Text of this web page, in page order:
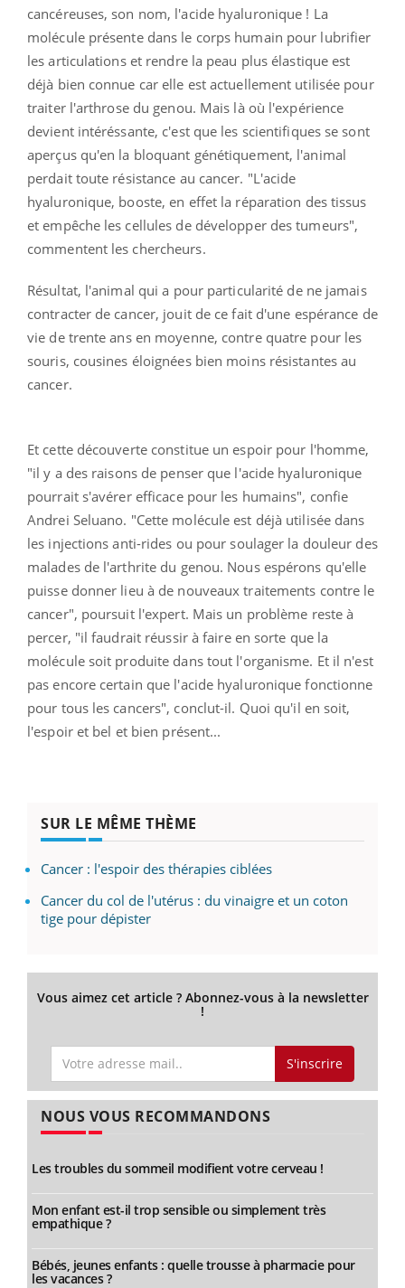
cancéreuses, son nom, l'acide hyaluronique ! La
molécule présente dans le corps humain pour lubrifier
les articulations et rendre la peau plus élastique est
déjà bien connue car elle est actuellement utilisée pour
traiter l'arthrose du genou. Mais là où l'expérience
devient intéréssante, c'est que les scientifiques se sont
aperçus qu'en la bloquant génétiquement, l'animal
perdait toute résistance au cancer. "L'acide
hyaluronique, booste, en effet la réparation des tissus
et empêche les cellules de développer des tumeurs",
commentent les chercheurs.
Résultat, l'animal qui a pour particularité de ne jamais
contracter de cancer, jouit de ce fait d'une espérance de
vie de trente ans en moyenne, contre quatre pour les
souris, cousines éloignées bien moins résistantes au
cancer.
Et cette découverte constitue un espoir pour l'homme,
"il y a des raisons de penser que l'acide hyaluronique
pourrait s'avérer efficace pour les humains", confie
Andrei Seluano. "Cette molécule est déjà utilisée dans
les injections anti-rides ou pour soulager la douleur des
malades de l'arthrite du genou. Nous espérons qu'elle
puisse donner lieu à de nouveaux traitements contre le
cancer", poursuit l'expert. Mais un problème reste à
percer, "il faudrait réussir à faire en sorte que la
molécule soit produite dans tout l'organisme. Et il n'est
pas encore certain que l'acide hyaluronique fonctionne
pour tous les cancers", conclut-il. Quoi qu'il en soit,
l'espoir et bel et bien présent...
SUR LE MÊME THÈME
Cancer : l'espoir des thérapies ciblées
Cancer du col de l'utérus : du vinaigre et un coton
tige pour dépister
Vous aimez cet article ? Abonnez-vous à la newsletter
!
S'inscrire
NOUS VOUS RECOMMANDONS
Les troubles du sommeil modifient votre cerveau !
Mon enfant est-il trop sensible ou simplement très
empathique ?
Bébés, jeunes enfants : quelle trousse à pharmacie pour
les vacances ?